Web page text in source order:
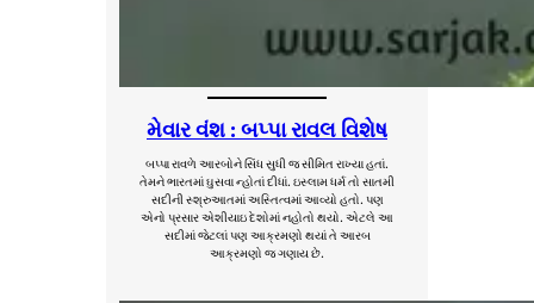
મેવાર વંશ : બપ્પા રાવલ વિશેષ
બપ્પા રાવળે આરબોને સિંધ સુધી જ સીમિત રાખ્યા હતાં.
તેમને ભારતમાં ઘુસવા ન્હોતાં દીધાં. ઇસ્લામ ધર્મ તો સાતમી
સદીની સ્શ્રુઆતમાં અસ્તિત્વમાં આવ્યો હતો. પણ
એનો પ્રસાર એશીયાઇ દેશોમાં નહોતો થયો. એટલે આ
સદીમાં જેટલાં પણ આક્રમણો થયાં તે આરબ
આક્રમણો જ ગણાય છે.